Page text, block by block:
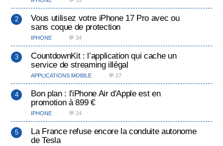
Vous utilisez votre iPhone 17 Pro avec ou
sans coque de protection
IPHONE 💬 34
CountdownKit : l’application qui cache un
service de streaming illégal
APPLICATIONS MOBILE 💬 27
Bon plan : l'iPhone Air d'Apple est en
promotion à 899 €
IPHONE 💬 24
La France refuse encore la conduite autonome
de Tesla